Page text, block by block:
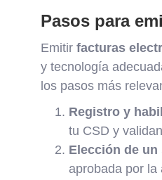
Pasos para
Emitir facturas
y tecnología
los pasos más
Registro y
tu CSD y
Elección de
aprobada por la